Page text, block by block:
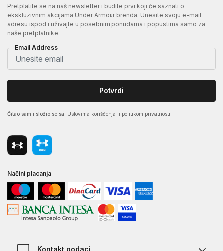
Pretplatite se na naš newsletter i budite prvi koji će saznati o
ekskluzivnim akcijama Under Armour brenda. Unesite svoju e-mail
adresu ispod i uživajte u posebnim ponudama i popustima samo za
naše pretplatnike.
Email Address
Potvrdi
Čitao sam i složio se sa Uslovima korišćenja i politikom privatnosti
Načini placanja
Kontakt podaci